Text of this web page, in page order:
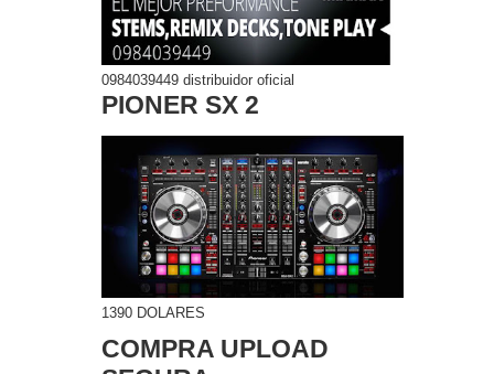
0984039449 distribuidor oficial
PIONER SX 2
1390 DOLARES
COMPRA UPLOAD